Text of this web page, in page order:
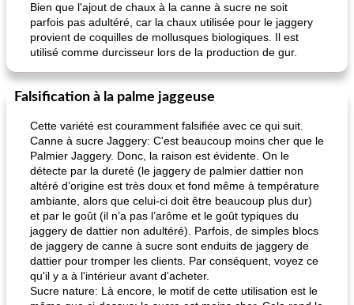
Bien que l'ajout de chaux à la canne à sucre ne soit
parfois pas adultéré, car la chaux utilisée pour le jaggery
provient de coquilles de mollusques biologiques. Il est
utilisé comme durcisseur lors de la production de gur.
Falsification à la palme jaggeuse
Cette variété est couramment falsifiée avec ce qui suit.
Canne à sucre Jaggery: C'est beaucoup moins cher que le
Palmier Jaggery. Donc, la raison est évidente. On le
détecte par la dureté (le jaggery de palmier dattier non
altéré d’origine est très doux et fond même à température
ambiante, alors que celui-ci doit être beaucoup plus dur)
et par le goût (il n’a pas l’arôme et le goût typiques du
jaggery de dattier non adultéré). Parfois, de simples blocs
de jaggery de canne à sucre sont enduits de jaggery de
dattier pour tromper les clients. Par conséquent, voyez ce
qu'il y a à l'intérieur avant d'acheter.
Sucre nature: Là encore, le motif de cette utilisation est le